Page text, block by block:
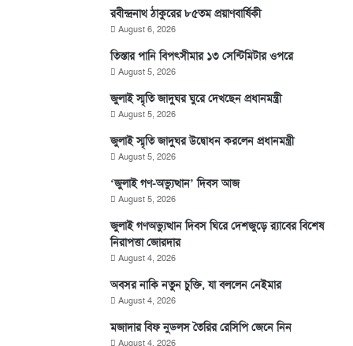
রবীন্দ্রনাথ ঠাকুরের ৮৫তম প্রয়াণবার্ষিকী
August 6, 2026
তিস্তার পানি বিপৎসীমার ১৩ সেন্টিমিটার ওপরে
August 5, 2026
জুলাই স্মৃতি জাদুঘর ঘুরে দেখছেন প্রধানমন্ত্রী
August 5, 2026
জুলাই স্মৃতি জাদুঘর উদ্বোধন করলেন প্রধানমন্ত্রী
August 5, 2026
‘জুলাই গণ-অভ্যুত্থান’ দিবস আজ
August 5, 2026
জুলাই গণঅভ্যুত্থান দিবস ঘিরে দেশজুড়ে র‌্যাবের বিশেষ
নিরাপত্তা জোরদার
August 4, 2026
অবসর নাকি নতুন চুক্তি, যা বললেন নেইমার
August 4, 2026
মজাদার বিফ নুডলস তৈরির রেসিপি জেনে নিন
August 4, 2026